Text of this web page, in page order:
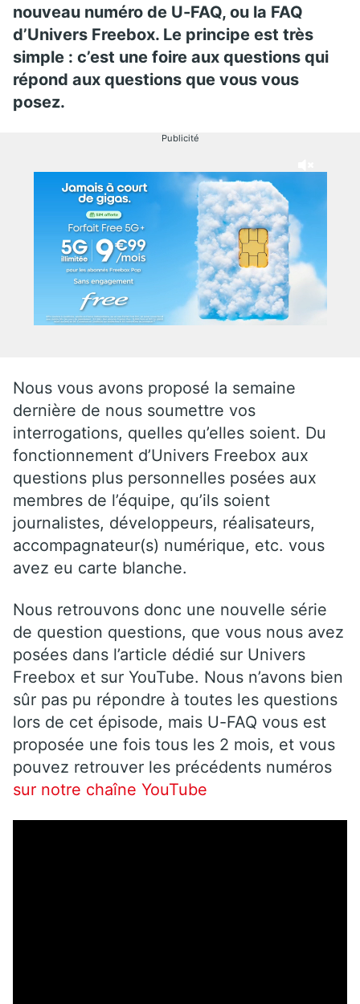
nouveau numéro de U-FAQ, ou la FAQ
d’Univers Freebox. Le principe est très
simple : c’est une foire aux questions qui
répond aux questions que vous vous
posez.
Publicité
Nous vous avons proposé la semaine
dernière de nous soumettre vos
interrogations, quelles qu’elles soient. Du
fonctionnement d’Univers Freebox aux
questions plus personnelles posées aux
membres de l’équipe, qu’ils soient
journalistes, développeurs, réalisateurs,
accompagnateur(s) numérique, etc. vous
avez eu carte blanche.
Nous retrouvons donc une nouvelle série
de question questions, que vous nous avez
posées dans l’article dédié sur Univers
Freebox et sur YouTube. Nous n’avons bien
sûr pas pu répondre à toutes les questions
lors de cet épisode, mais U-FAQ vous est
proposée une fois tous les 2 mois, et vous
pouvez retrouver les précédents numéros
sur notre chaîne YouTube